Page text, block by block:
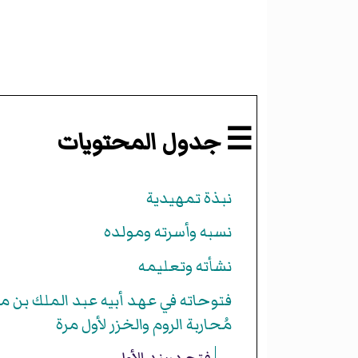
☰ جدول المحتويات
نبذة تمهيدية
نسبه وأسرته ومولده
نشأته وتعليمه
فتوحاته في عهد أبيه عبد الملك بن
مُحاربة الروم والخزر لأول مرة